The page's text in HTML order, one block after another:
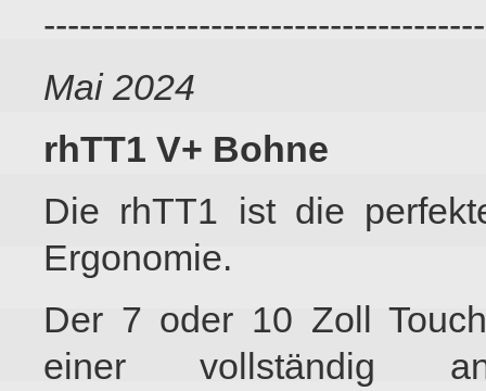
Mai 2024
rhTT1 V+ Bohne
Die rhTT1 ist die
Ergonomie.
Der 7 oder 10 Zoll
einer vollständig